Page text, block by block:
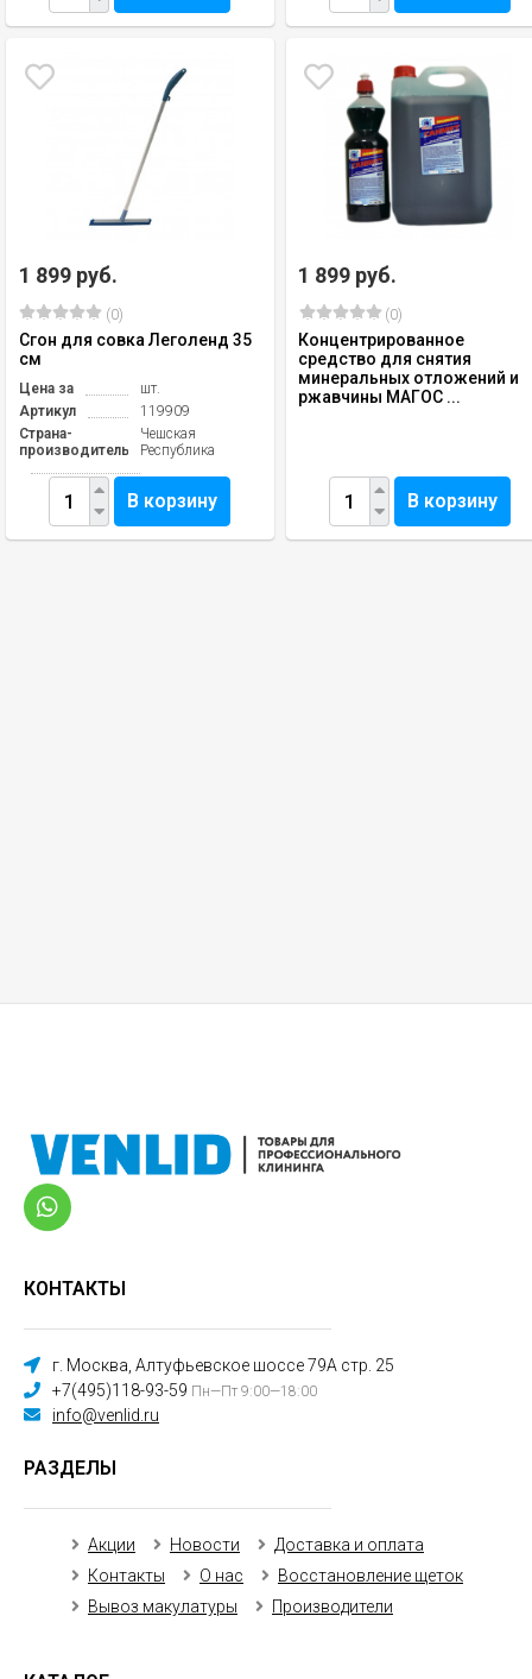
1 899 руб.
(0)
Сгон для совка Леголенд 35
см
Цена за
шт.
Артикул
119909
Страна-
производитель
Чешская
Республика
В корзину
1 899 руб.
(0)
Концентрированное
средство для снятия
минеральных отложений и
ржавчины МАГОС ...
В корзину
КОНТАКТЫ
г. Москва, Алтуфьевское шоссе 79А стр. 25
+7(495)118-93-59 Пн—Пт 9:00—18:00
info@venlid.ru
РАЗДЕЛЫ
Акции Новости
Доставка и оплата
Контакты
О нас
Восстановление щеток
Вывоз макулатуры
Производители